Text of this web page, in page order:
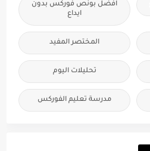
افضل بونص فوركس بدون
ايداع
المختصر المفيد
تحليلات اليوم
مدرسة تعليم الفوركس